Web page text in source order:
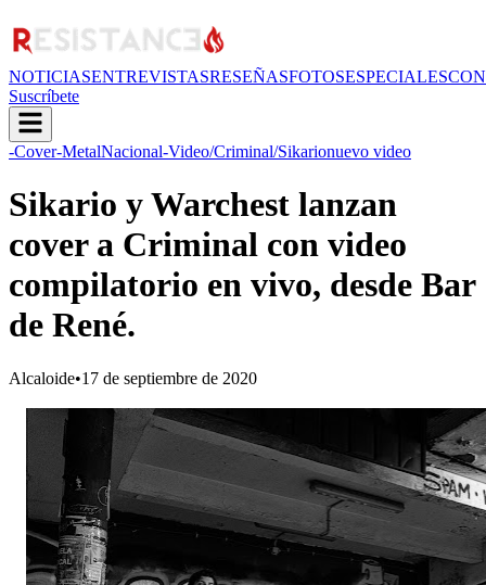
NOTICIASENTREVISTASRESEÑASFOTOSESPECIALES
Suscríbete
-Cover-MetalNacional-Video/Criminal/Sikarionuevo video
Sikario y Warchest lanzan
cover a Criminal con video
compilatorio en vivo, desde Bar
de René.
Alcaloide•17 de septiembre de 2020